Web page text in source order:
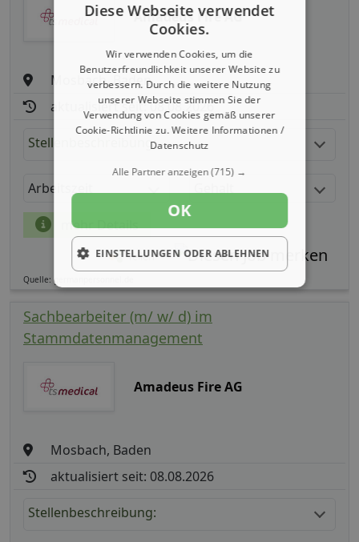
Amadeus Fire AG
Mosbach, Baden
aktualisiert seit: 08.08.2026
Stellenbeschreibung:
Arbeitszeit
mehr Details
Teilen
Quelle: germanpersonnel.de
Sachbearbeiter (m/ w/ d) im
Stammdatenmanagement
Amadeus Fire AG
Mosbach, Baden
aktualisiert seit: 08.08.2026
Stellenbeschreibung:
Diese Webseite verwendet
Cookies.
Wir verwenden Cookies, um die
Benutzerfreundlichkeit unserer Website zu
verbessern. Durch die weitere Nutzung
unserer Webseite stimmen Sie der
Verwendung von Cookies gemäß unserer
Cookie-Richtlinie zu.Weitere Informationen /
Datenschutz
Alle Partner anzeigen(715) →
OK
EINSTELLUNGEN ODER ABLEHNEN